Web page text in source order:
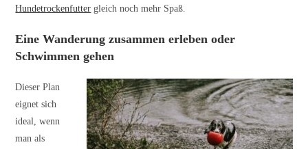
Hundetrockenfutter gleich noch mehr Spaß.
Eine Wanderung zusammen erleben oder
Schwimmen gehen
Dieser Plan
eignet sich
ideal, wenn
man als